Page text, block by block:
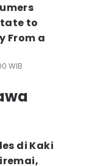
to
From a
WIB
di Kaki